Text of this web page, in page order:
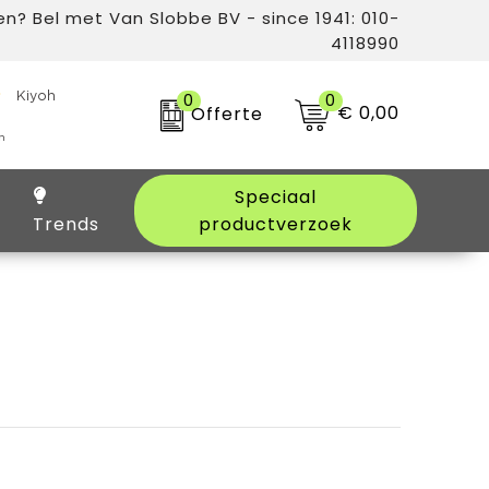
Bel met Van Slobbe BV - since 1941: 010-
4118990
0
Offerte
0€ 0,00
Trends
Speciaal
productverzoek